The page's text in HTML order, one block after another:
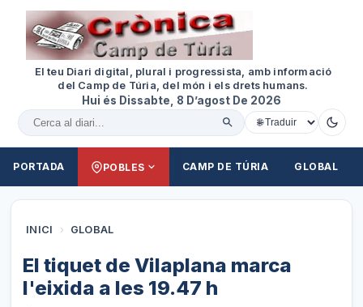
El teu Diari digital, plural i progressista, amb informació
del Camp de Túria, del món i els drets humans.
Hui és Dissabte, 8 D’agost De 2026
Cercar al diari
PORTADA POBLES CAMP DE TÚRIA GLOBAL
INICI › GLOBAL
El tiquet de Vilaplana marca
l'eixida a les 19.47 h